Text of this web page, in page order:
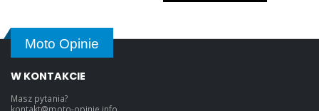
Moto Opinie
W KONTAKCIE
Masz pytania?